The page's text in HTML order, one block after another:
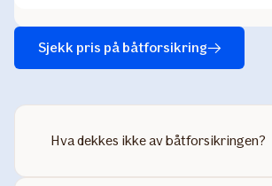
Sjekk pris på båtforsikring
Hva dekkes ikke av båtforsikringen?